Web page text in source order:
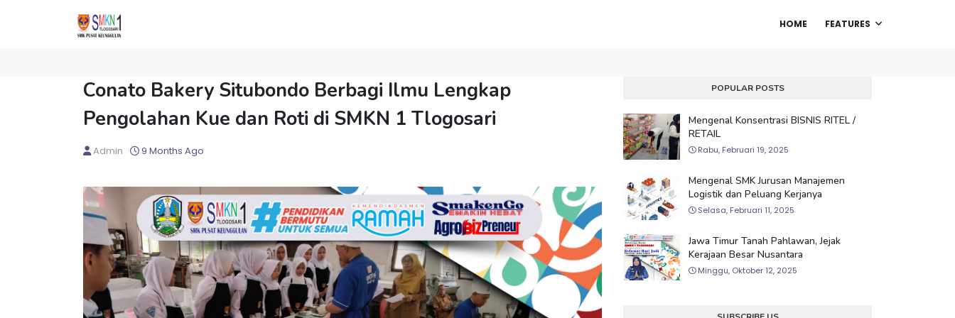
HOME FEATURES
Conato Bakery Situbondo Berbagi Ilmu Lengkap
Pengolahan Kue dan Roti di SMKN 1 Tlogosari
Admin 9 Months Ago
POPULAR POSTS
Mengenal Konsentrasi BISNIS RITEL /
RETAIL
Rabu, Februari 19, 2025
Mengenal SMK Jurusan Manajemen
Logistik dan Peluang Kerjanya
Selasa, Februari 11, 2025
Jawa Timur Tanah Pahlawan, Jejak
Kerajaan Besar Nusantara
Minggu, Oktober 12, 2025